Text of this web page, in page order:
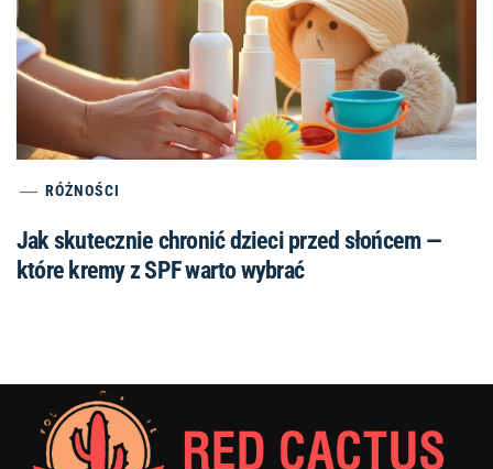
RÓŻNOŚCI
Jak skutecznie chronić dzieci przed słońcem —
które kremy z SPF warto wybrać